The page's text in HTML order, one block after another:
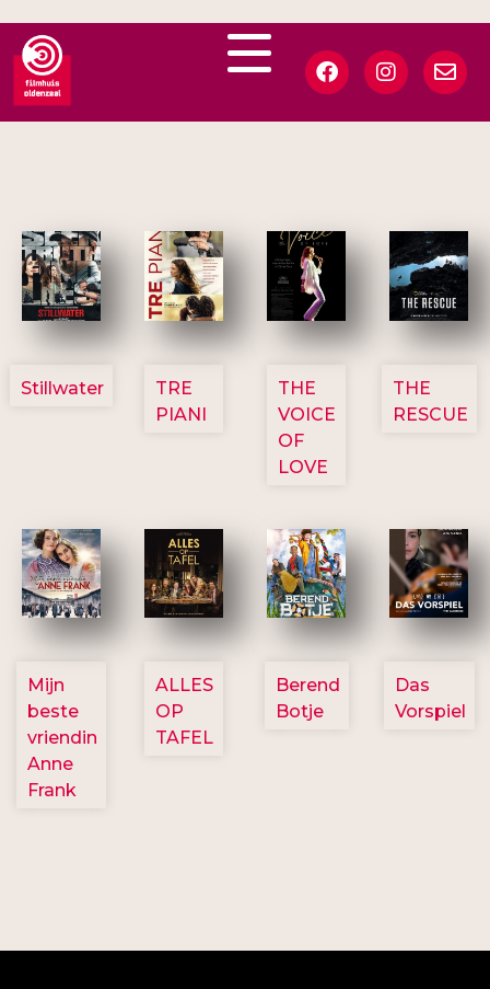
3123
Stillwater
3129
TRE
PIANI
3135
THE
VOICE
OF
LOVE
3148
THE
RESCUE
2757
Mijn
beste
vriendin
Anne
Frank
3154
ALLES
OP
TAFEL
2799
Berend
Botje
2777
Das
Vorspiel